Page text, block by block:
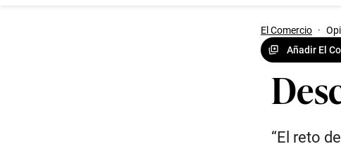
El Comercio ·
Añadir El
“El reto